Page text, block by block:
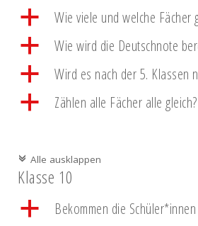
a Wie viele und welche Fächer
a Wie wird die Deutschnote
a Wird es nach der 5. Klassen
a Zählen alle Fächer alle gleich?
c Alle ausklappen
Klasse 10
a Bekommen die